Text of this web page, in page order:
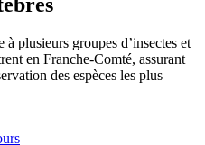
à plusieurs groupes d’insectes et
en Franche-Comté, assurant
des espèces les plus